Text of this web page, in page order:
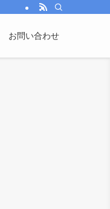
お問い合わせ